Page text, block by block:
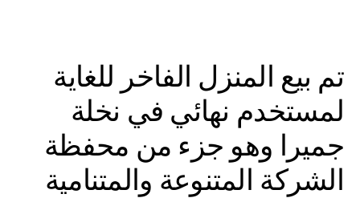
تم بيع المنزل الفاخر للغاية
لمستخدم نهائي في نخلة
جميرا وهو جزء من محفظة
الشركة المتنوعة والمتنامية